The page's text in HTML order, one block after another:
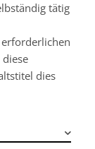
tätig
dies